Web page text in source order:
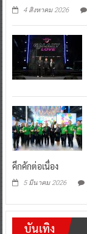
4 สิงหาคม 2026
คึกคักต่อเนื่อง
5 มีนาคม 2026
บันเทิง